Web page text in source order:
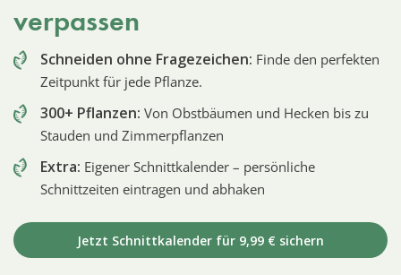
verpassen
Schneiden ohne Fragezeichen: Finde den perfekten
Zeitpunkt für jede Pflanze.
300+ Pflanzen: Von Obstbäumen und Hecken bis zu
Stauden und Zimmerpflanzen
Extra: Eigener Schnittkalender – persönliche
Schnittzeiten eintragen und abhaken
Jetzt Schnittkalender für 9,99 € sichern